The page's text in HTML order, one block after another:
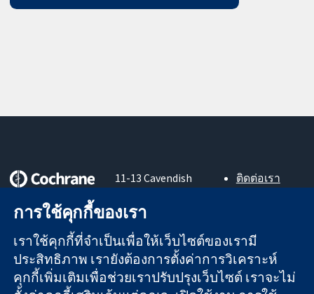
หลักฐานที่เชื่อถือ
ได้
สู่การตัดสินใจ
อย่างมีข้อมูล
เพื่อสุขภาพที่ดีขึ้น
11-13 Cavendish
London
United Kingdom
ติดต่อเรา
About us
ตำแหน่งงาน
Cochrane
Library
การใช้คุกกี้ของเรา
เราใช้คุกกี้ที่จำเป็นเพื่อให้เว็บไซต์ของเรามี
ประสิทธิภาพ เรายังต้องการตั้งค่าการวิเคราะห์
คุกกี้เพิ่มเติมเพื่อช่วยเราปรับปรุงเว็บไซต์ เราจะไม่